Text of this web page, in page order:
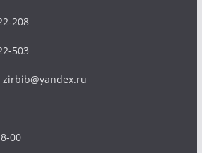
208
503
zirbib@yandex.ru
00